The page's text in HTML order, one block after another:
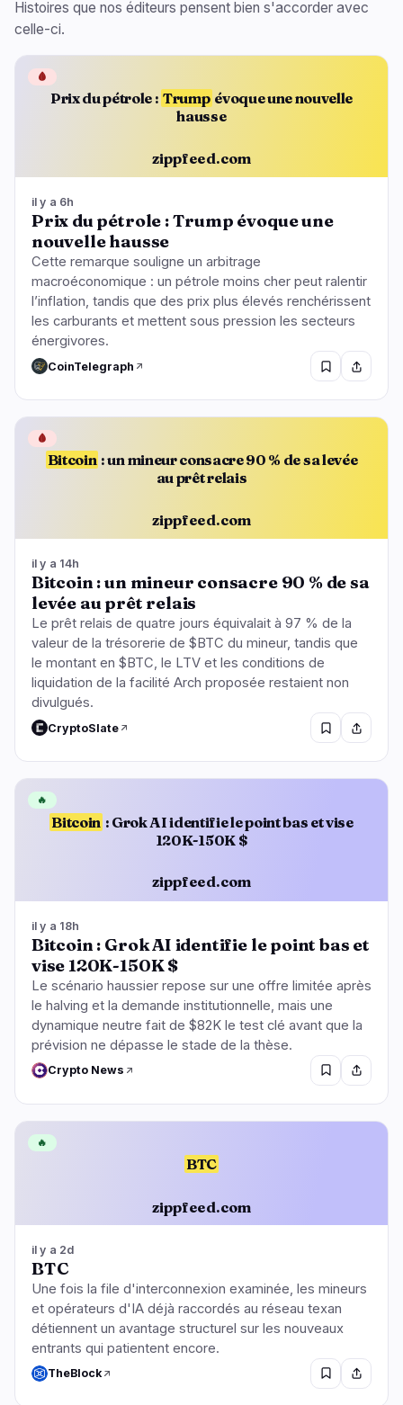
Histoires que nos éditeurs pensent bien s'accorder avec
celle-ci.
Prix du pétrole : Trump évoque une nouvelle
hausse
zippfeed.com
🩸
il y a 6h
Prix du pétrole : Trump évoque une
nouvelle hausse
Cette remarque souligne un arbitrage
macroéconomique : un pétrole moins cher peut ralentir
l’inflation, tandis que des prix plus élevés renchérissent
les carburants et mettent sous pression les secteurs
énergivores.
CoinTelegraph
Bitcoin : un mineur consacre 90 % de sa levée
au prêt relais
zippfeed.com
🩸
il y a 14h
Bitcoin : un mineur consacre 90 % de sa
levée au prêt relais
Le prêt relais de quatre jours équivalait à 97 % de la
valeur de la trésorerie de $BTC du mineur, tandis que
le montant en $BTC, le LTV et les conditions de
liquidation de la facilité Arch proposée restaient non
divulgués.
CryptoSlate
Bitcoin : Grok AI identifie le point bas et vise
120K-150K $
zippfeed.com
🔥
il y a 18h
Bitcoin : Grok AI identifie le point bas et
vise 120K-150K $
Le scénario haussier repose sur une offre limitée après
le halving et la demande institutionnelle, mais une
dynamique neutre fait de $82K le test clé avant que la
prévision ne dépasse le stade de la thèse.
Crypto News
BTC
zippfeed.com
🔥
il y a 2d
BTC
Une fois la file d'interconnexion examinée, les mineurs
et opérateurs d'IA déjà raccordés au réseau texan
détiennent un avantage structurel sur les nouveaux
entrants qui patientent encore.
TheBlock